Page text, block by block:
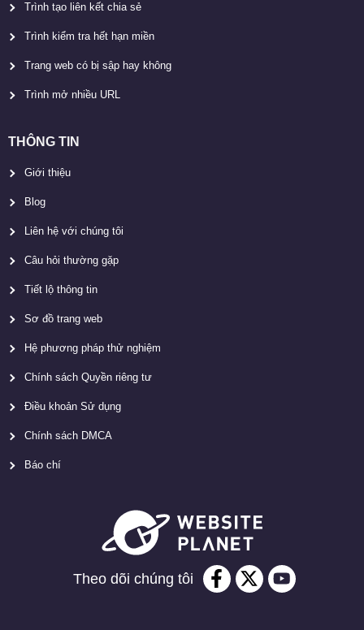
Trình tạo liên kết chia sẻ
Trình kiểm tra hết hạn miền
Trang web có bị sập hay không
Trình mở nhiều URL
THÔNG TIN
Giới thiệu
Blog
Liên hệ với chúng tôi
Câu hỏi thường gặp
Tiết lộ thông tin
Sơ đồ trang web
Hệ phương pháp thử nghiệm
Chính sách Quyền riêng tư
Điều khoản Sử dụng
Chính sách DMCA
Báo chí
Theo dõi chúng tôi